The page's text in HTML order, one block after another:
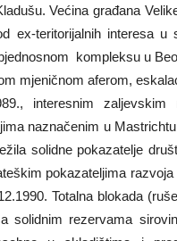
Većina građana
ex-teritorijalnih interesa
kompleksu u
mjeničnom aferom,
interesnim
naznačenim u
solidne pokazatelje
pokazateljima
Totalna blokada
solidnim rezervama